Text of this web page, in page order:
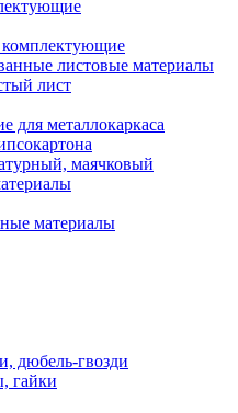
комплектующие
листовые материалы
лист
для металлокаркаса
маячковый
материалы
дюбель-гвозди
гайки